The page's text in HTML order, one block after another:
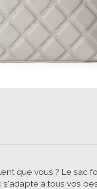
que vous ? Le sac
à tous vos